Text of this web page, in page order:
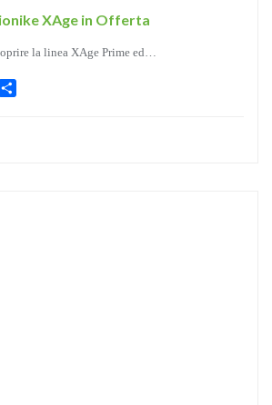
XAge in Offerta
la linea XAge Prime ed…